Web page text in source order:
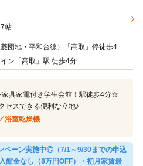
帖
団地・平和台線）「高取」停徒歩4
ン「高取」駅 徒歩4分
具家電付き学生会館！駅徒歩4分☆
セスできる便利な立地♪
浴室乾燥機
ペーン実施中◎（7/1～9/30までの申込
館金なし（8万円OFF）・初月家賃最